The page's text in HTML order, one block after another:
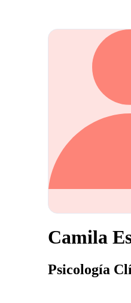
Camila
Psicología